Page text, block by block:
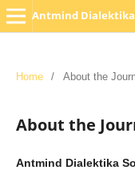
Antmind Dialektika
Home / About the
About the
Antmind Dialektika